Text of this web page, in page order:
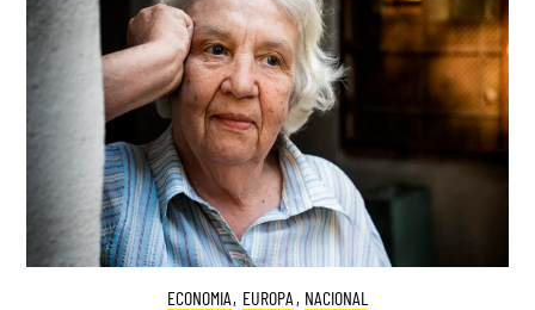
ECONOMIA, EUROPA , NACIONAL